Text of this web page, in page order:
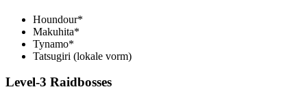
Houndour*
Makuhita*
Tynamo*
Tatsugiri (lokale vorm)
Level-3 Raidbosses